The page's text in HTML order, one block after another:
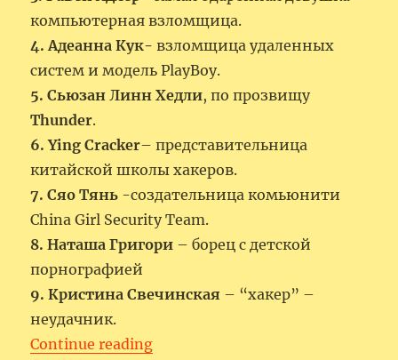
компьютерная взломщица.
4. Адеанна Кук- взломщица удаленных
систем и модель PlayBoy.
5. Сьюзан Линн Хедли, по прозвищу
Thunder.
6. Ying Cracker– представительница
китайской школы хакеров.
7. Сяо Тянь -создательница комьюнити
China Girl Security Team.
8. Наташа Григори – борец с детской
порнографией
9. Кристина Свечинская – “хакер” –
неудачник.
Continue reading“Женщины- хакеры.”